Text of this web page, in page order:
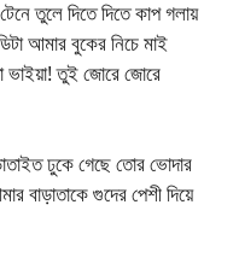
তুলে দিতে দিতে কাপ গলায়
আমার বুকের নিচে মাই
ভাইয়া! তুই জোরে জোরে
ঢুকে গেছে তোর ভোদার
বাড়াতাকে গুদের পেশী দিয়ে